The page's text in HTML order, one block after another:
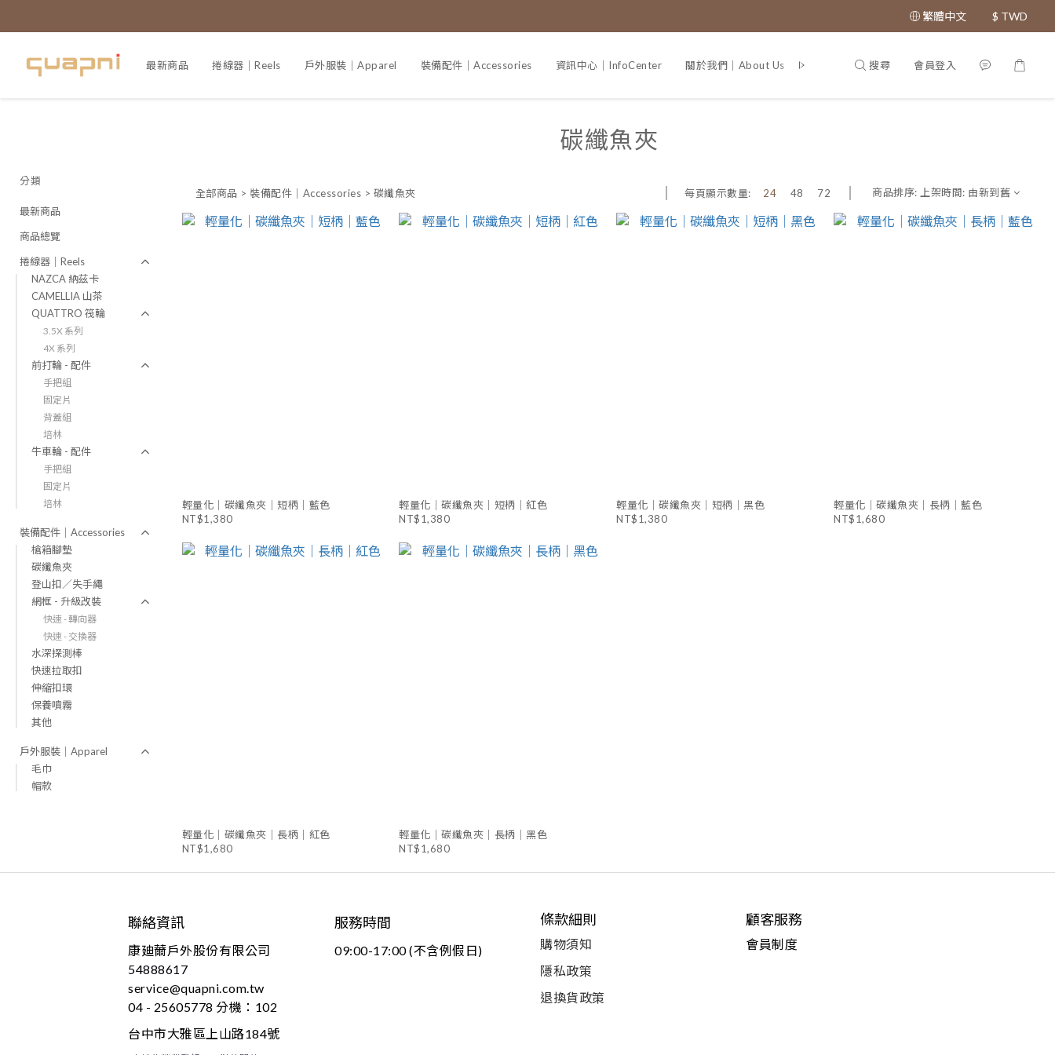
繁體中文 $ TWD
最新商品 捲線器｜Reels 戶外服裝｜Apparel 裝備配件｜Accessories 資訊中心｜InfoCenter 關於我們｜About Us 專利證書｜Patent
搜尋 會員登入
分類
最新商品
商品總覽
捲線器｜Reels
NAZCA 納茲卡
CAMELLIA 山茶
QUATTRO 筏輪
3.5X 系列
4X 系列
前打輪 - 配件
手把組
固定片
背蓋組
培林
牛車輪 - 配件
手把組
固定片
培林
裝備配件｜Accessories
槍箱腳墊
碳纖魚夾
登山扣／失手繩
網框 - 升級改裝
快速 - 轉向器
快速 - 交換器
水深探測棒
快速拉取扣
伸縮扣環
保養噴霧
其他
戶外服裝｜Apparel
毛巾
帽款
碳纖魚夾
全部商品 > 裝備配件｜Accessories > 碳纖魚夾 每頁顯示數量: 24 48 72 商品排序: 上架時間: 由新到舊
輕量化｜碳纖魚夾｜短柄｜藍色
NT$1,380
輕量化｜碳纖魚夾｜短柄｜紅色
NT$1,380
輕量化｜碳纖魚夾｜短柄｜黑色
NT$1,380
輕量化｜碳纖魚夾｜長柄｜藍色
NT$1,680
輕量化｜碳纖魚夾｜長柄｜紅色
NT$1,680
輕量化｜碳纖魚夾｜長柄｜黑色
NT$1,680
聯絡資訊
康廸薾戶外股份有限公司
54888617
service@quapni.com.tw
04 - 25605778 分機：102
台中市大雅區上山路184號
服務時間
09:00-17:00 (不含例假日)
條款細則
購物須知
隱私政策
退換貨政策
顧客服務
會員制度